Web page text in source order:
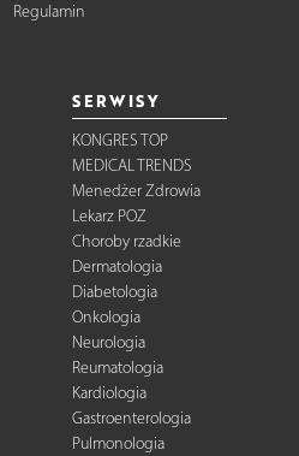
Regulamin
SERWISY
KONGRES TOP
MEDICAL TRENDS
Menedżer Zdrowia
Lekarz POZ
Choroby rzadkie
Dermatologia
Diabetologia
Onkologia
Neurologia
Reumatologia
Kardiologia
Gastroenterologia
Pulmonologia